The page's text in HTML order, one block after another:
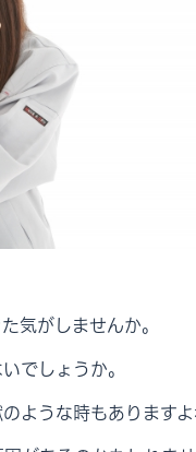
気がしませんか。
でしょうか。
ような時もあります